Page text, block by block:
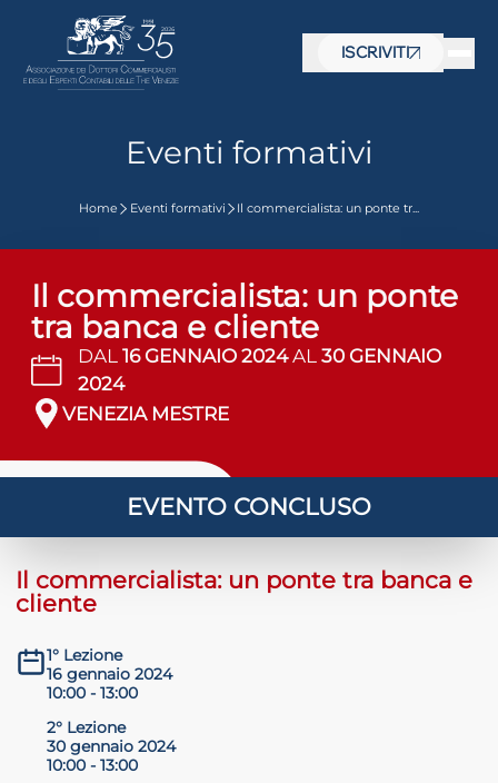
ISCRIVITI
Eventi formativi
Home Eventi formativi Il commercialista: un ponte tr...
Il commercialista: un ponte
tra banca e cliente
DAL 16 GENNAIO 2024AL 30 GENNAIO
2024
VENEZIA MESTRE
EVENTO CONCLUSO
Il commercialista: un ponte tra banca e
cliente
1° Lezione
16 gennaio 2024
10:00 - 13:00
2° Lezione
30 gennaio 2024
10:00 - 13:00